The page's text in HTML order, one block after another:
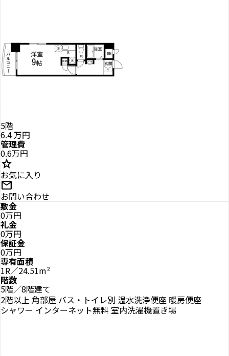
5階
6.4万円
管理費
0.6万円
star
お気に入り
mail
お問い合わせ
敷金
0万円
礼金
0万円
保証金
0万円
専有面積
1R／24.51m²
階数
5階／8階建て
2階以上 角部屋 バス・トイレ別 温水洗浄便座 暖房便座
シャワー インターネット無料 室内洗濯機置き場